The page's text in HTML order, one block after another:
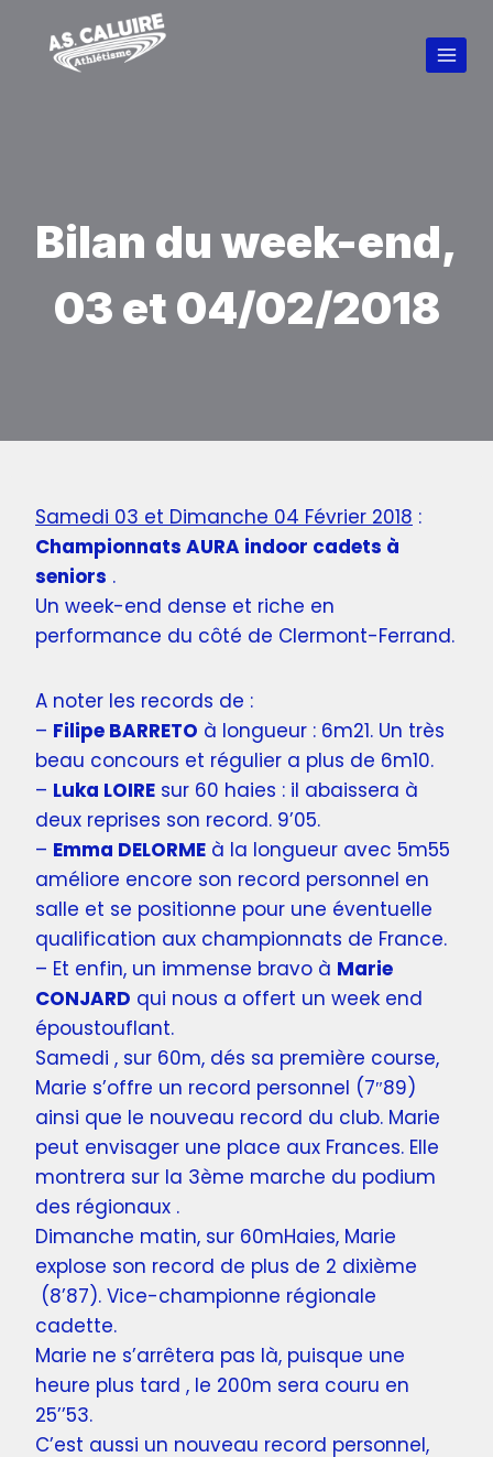
Bilan du week-end,
03 et 04/02/2018
Samedi 03 et Dimanche 04 Février 2018 :
Championnats AURA indoor cadets à
seniors .
Un week-end dense et riche en
performance du côté de Clermont-Ferrand.
A noter les records de :
– Filipe BARRETO à longueur : 6m21. Un très
beau concours et régulier a plus de 6m10.
– Luka LOIRE sur 60 haies : il abaissera à
deux reprises son record. 9’05.
– Emma DELORME à la longueur avec 5m55
améliore encore son record personnel en
salle et se positionne pour une éventuelle
qualification aux championnats de France.
– Et enfin, un immense bravo à Marie
CONJARD qui nous a offert un week end
époustouflant.
Samedi , sur 60m, dés sa première course,
Marie s’offre un record personnel (7″89)
ainsi que le nouveau record du club. Marie
peut envisager une place aux Frances. Elle
montrera sur la 3ème marche du podium
des régionaux .
Dimanche matin, sur 60mHaies, Marie
explose son record de plus de 2 dixième
(8’87). Vice-championne régionale
cadette.
Marie ne s’arrêtera pas là, puisque une
heure plus tard , le 200m sera couru en
25’’53.
C’est aussi un nouveau record personnel,